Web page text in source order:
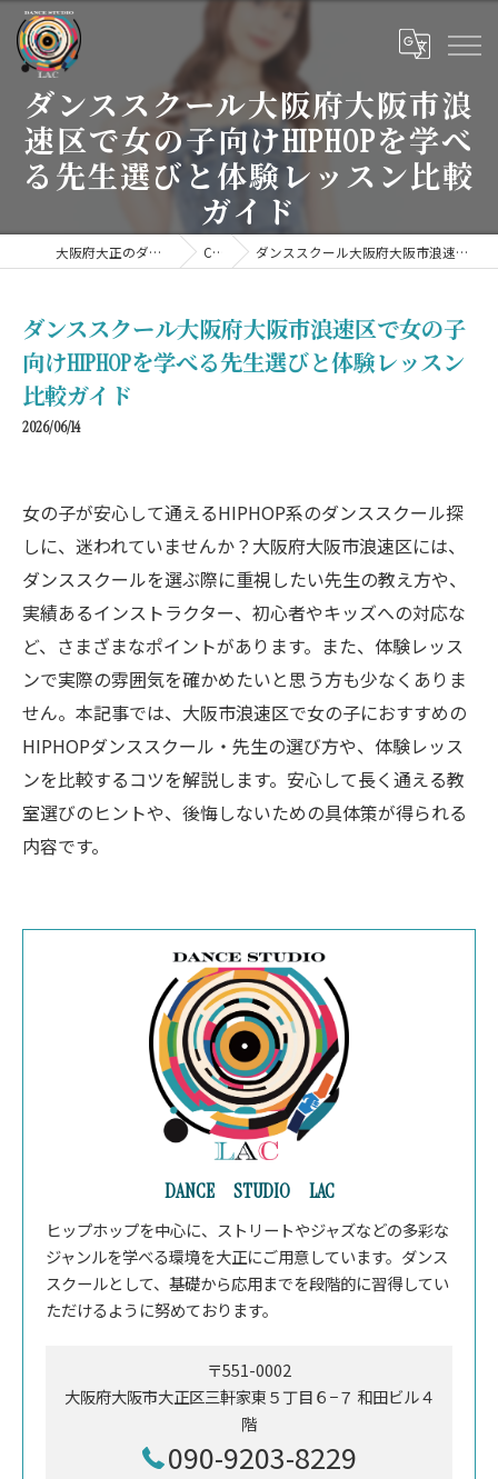
ダンススクール大阪府大阪市浪
速区で女の子向けHIPHOPを学べ
る先生選びと体験レッスン比較
ガイド
大阪府大正のダンススクールならDANCE STUDIO LAC COLUMN ダンススクール大阪府大阪市浪速区で女の子向けHIPHOPを学べる先生選びと体験レッスン比較ガイド
ダンススクール大阪府大阪市浪速区で女の子
向けHIPHOPを学べる先生選びと体験レッスン
比較ガイド
2026/06/14
女の子が安心して通えるHIPHOP系のダンススクール探
しに、迷われていませんか？大阪府大阪市浪速区には、
ダンススクールを選ぶ際に重視したい先生の教え方や、
実績あるインストラクター、初心者やキッズへの対応な
ど、さまざまなポイントがあります。また、体験レッス
ンで実際の雰囲気を確かめたいと思う方も少なくありま
せん。本記事では、大阪市浪速区で女の子におすすめの
HIPHOPダンススクール・先生の選び方や、体験レッス
ンを比較するコツを解説します。安心して長く通える教
室選びのヒントや、後悔しないための具体策が得られる
内容です。
DANCE STUDIO LAC
ヒップホップを中心に、ストリートやジャズなどの多彩な
ジャンルを学べる環境を大正にご用意しています。ダンス
スクールとして、基礎から応用までを段階的に習得してい
ただけるように努めております。
〒551-0002
大阪府大阪市大正区三軒家東５丁目６−７ 和田ビル４
階
090-9203-8229